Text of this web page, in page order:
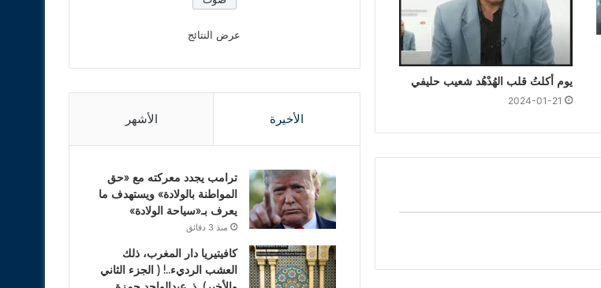
يوم أكلتُ قلب الهُدْهُد شعيب حليفي
2024-01-21
عرض النتائج
الأخيرة الأشهر
ترامب يجدد معركته مع «حق
المواطنة بالولادة» ويستهدف ما
يعرف بـ«سياحة الولادة»
منذ 3 دقائق
كافيتيريا دار المغرب، ذلك
العشب الرديء..! ( الجزء الثاني